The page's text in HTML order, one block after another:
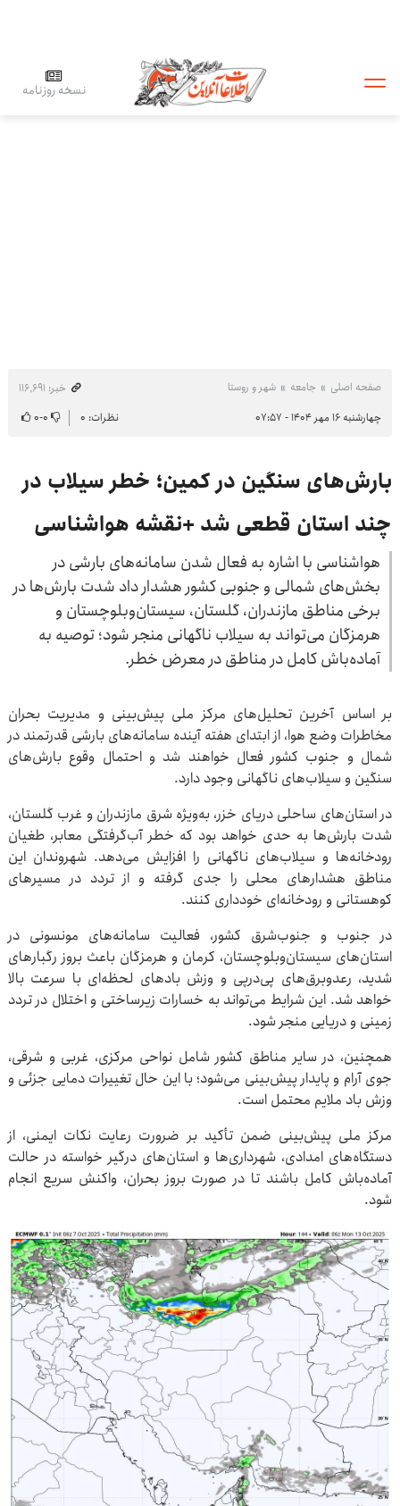
نسخه روزنامه
صفحه اصلی جامعه شهر و روستا
خبر: ۱۱۶٬۶۹۱
چهارشنبه ۱۶ مهر ۱۴۰۴ - ۰۷:۵۷
نظرات: ۰ ۰-۰
بارش‌های سنگین در کمین؛ خطر سیلاب در
چند استان قطعی شد +نقشه هواشناسی
هواشناسی با اشاره به فعال شدن سامانه‌های بارشی در
بخش‌های شمالی و جنوبی کشور هشدار داد شدت بارش‌ها در
برخی مناطق مازندران، گلستان، سیستان‌وبلوچستان و
هرمزگان می‌تواند به سیلاب ناگهانی منجر شود؛ توصیه به
آماده‌باش کامل در مناطق در معرض خطر.
بر اساس آخرین تحلیل‌های مرکز ملی پیش‌بینی و مدیریت بحران
مخاطرات وضع هوا، از ابتدای هفته آینده سامانه‌های بارشی قدرتمند در
شمال و جنوب کشور فعال خواهند شد و احتمال وقوع بارش‌های
سنگین و سیلاب‌های ناگهانی وجود دارد.
در استان‌های ساحلی دریای خزر، به‌ویژه شرق مازندران و غرب گلستان،
شدت بارش‌ها به حدی خواهد بود که خطر آب‌گرفتگی معابر، طغیان
رودخانه‌ها و سیلاب‌های ناگهانی را افزایش می‌دهد. شهروندان این
مناطق هشدارهای محلی را جدی گرفته و از تردد در مسیرهای
کوهستانی و رودخانه‌ای خودداری کنند.
در جنوب و جنوب‌شرق کشور، فعالیت سامانه‌های مونسونی در
استان‌های سیستان‌وبلوچستان، کرمان و هرمزگان باعث بروز رگبارهای
شدید، رعدوبرق‌های پی‌درپی و وزش بادهای لحظه‌ای با سرعت بالا
خواهد شد. این شرایط می‌تواند به خسارات زیرساختی و اختلال در تردد
زمینی و دریایی منجر شود.
همچنین، در سایر مناطق کشور شامل نواحی مرکزی، غربی و شرقی،
جوی آرام و پایدار پیش‌بینی می‌شود؛ با این حال تغییرات دمایی جزئی و
وزش باد ملایم محتمل است.
مرکز ملی پیش‌بینی ضمن تأکید بر ضرورت رعایت نکات ایمنی، از
دستگاه‌های امدادی، شهرداری‌ها و استان‌های درگیر خواسته در حالت
آماده‌باش کامل باشند تا در صورت بروز بحران، واکنش سریع انجام
شود.